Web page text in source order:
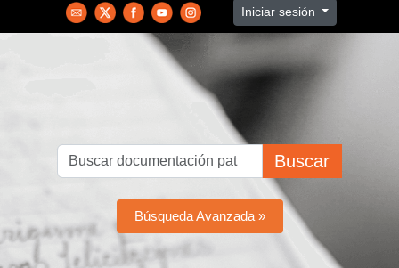
Iniciar sesión
Buscar
Búsqueda Avanzada »